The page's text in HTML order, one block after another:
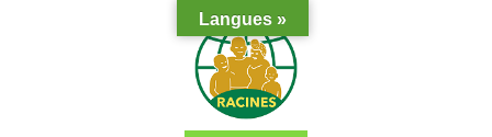
Langues »